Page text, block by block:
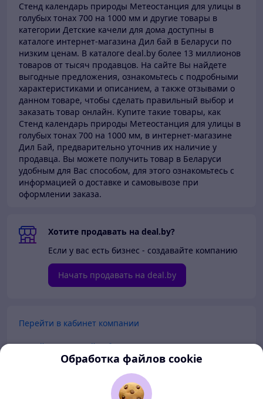
Стенд календарь природы Метеостанция для улицы в
голубых тонах 700 на 1000 мм и другие товары в
категории Детские качели для дома доступны в
каталоге интернет-магазина Дил бай в Беларуси по
низким ценам. В каталоге deal.by более 13 миллионов
товаров от тысяч продавцов. На сайте Вы найдете
выгодные предложения, ознакомьтесь с подробными
характеристиками и описанием, а также отзывами о
данном товаре, чтобы сделать правильный выбор и
заказать товар онлайн. Купите такие товары, как
Стенд календарь природы Метеостанция для улицы в
голубых тонах 700 на 1000 мм, в интернет-магазине
Дил Бай, предварительно уточнив их наличие у
продавца. Вы можете получить товар в Беларуси
удобным для Вас способом, для этого ознакомьтесь с
информацией о доставке и самовывозе при
оформлении заказа.
Хотите продавать на deal.by?
Если у вас есть бизнес - создавайте компанию
Начать продавать на deal.by
Перейти в кабинет компании
Перейти в личный кабинет
Обработка файлов cookie